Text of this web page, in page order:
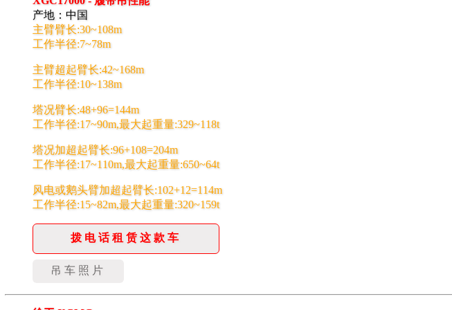
产地：中国
主臂臂长:30~108m
工作半径:7~78m
主臂超起臂长:42~168m
工作半径:10~138m
塔况臂长:48+96=144m
工作半径:17~90m,最大起重量:329~118t
塔况加超起臂长:96+108=204m
工作半径:17~110m,最大起重量:650~64t
风电或鹅头臂加超起臂长:102+12=114m
工作半径:15~82m,最大起重量:320~159t
拨电话租赁这款车
吊车照片